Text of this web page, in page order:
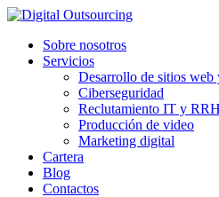
Sobre nosotros
Servicios
Desarrollo de sitios web
Ciberseguridad
Reclutamiento IT y
Producción de video
Marketing digital
Cartera
Blog
Contactos